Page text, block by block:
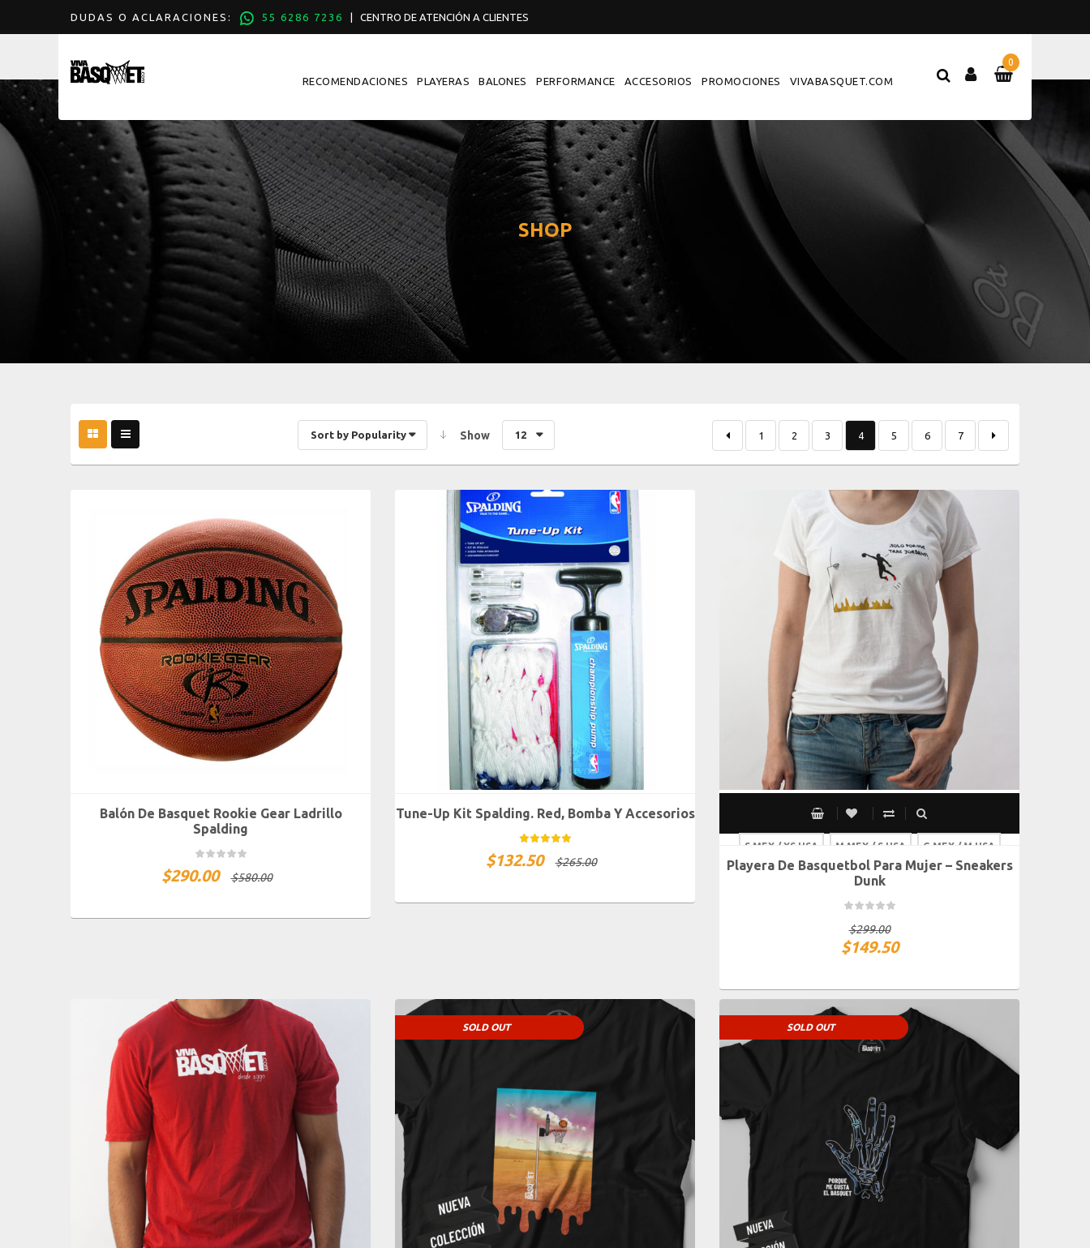
DUDAS O ACLARACIONES: 55 6286 7236 | CENTRO DE ATENCIÓN A CLIENTES
RECOMENDACIONES PLAYERAS BALONES PERFORMANCE ACCESORIOS PROMOCIONES VIVABASQUET.COM
0
SHOP
Sort by Popularity Show 12 1 2 3 4 5 6 7
Balón De Basquet Rookie Gear Ladrillo
Spalding
$580.00
$290.00
Tune-Up Kit Spalding. Red, Bomba Y Accesorios
$265.00
$132.50
S MEX / XS USA M MEX / S USA G MEX / M USA
XG MEX / G USA
Playera De Basquetbol Para Mujer – Sneakers
Dunk
$299.00
$149.50
SOLD OUT SOLD OUT